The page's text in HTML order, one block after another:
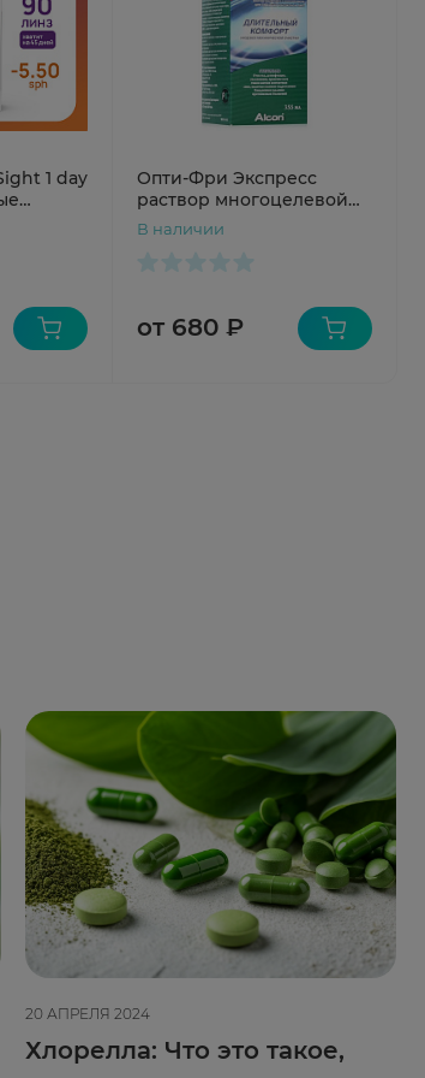
1 day
sph
Опти-Фри Экспресс
раствор многоцелевой
для очистки контактных
В наличии
от 680 ₽
20 АПРЕЛЯ 2024
Хлорелла: Что это такое,